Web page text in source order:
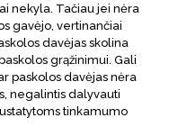
nekyla. Tačiau jei nėra
gavėjo, vertinančiai
davėjas skolina
grąžinimui. Gali
paskolos davėjas nėra
negalintis dalyvauti
tinkamumo